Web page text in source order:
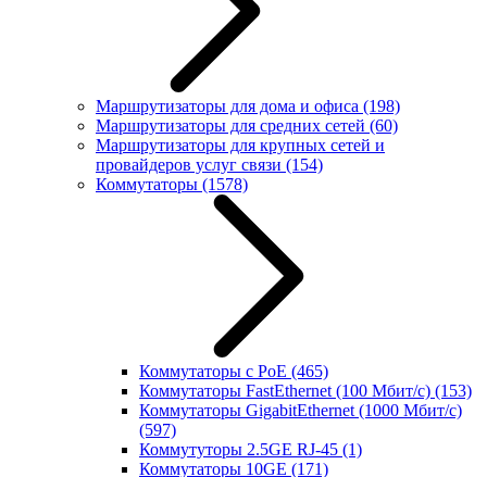
Маршрутизаторы для дома и офиса (198)
Маршрутизаторы для средних сетей (60)
Маршрутизаторы для крупных сетей и
провайдеров услуг связи (154)
Коммутаторы (1578)
Коммутаторы с PoE (465)
Коммутаторы FastEthernet (100 Мбит/с) (153)
Коммутаторы GigabitEthernet (1000 Мбит/с)
(597)
Коммутуторы 2.5GE RJ-45 (1)
Коммутаторы 10GE (171)